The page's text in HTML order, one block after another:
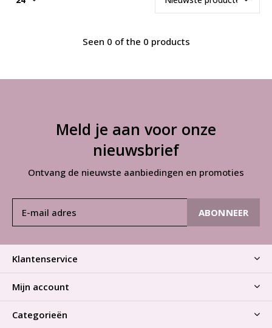
Seen 0 of the 0 products
Meld je aan voor onze
nieuwsbrief
Ontvang de nieuwste aanbiedingen en promoties
ABONNEER
Klantenservice
Mijn account
Categorieën